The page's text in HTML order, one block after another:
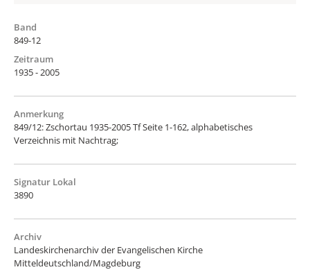
Band
849-12
Zeitraum
1935 - 2005
Anmerkung
849/12: Zschortau 1935-2005 Tf Seite 1-162, alphabetisches
Verzeichnis mit Nachtrag;
Signatur Lokal
3890
Archiv
Landeskirchenarchiv der Evangelischen Kirche
Mitteldeutschland/Magdeburg